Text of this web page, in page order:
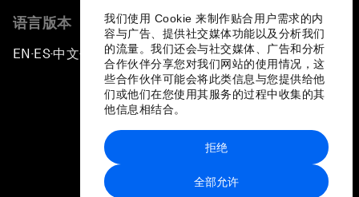
我们使用 Cookie 来制作贴合用户需求的内
容与广告、提供社交媒体功能以及分析我们
的流量。我们还会与社交媒体、广告和分析
合作伙伴分享您对我们网站的使用情况，这
些合作伙伴可能会将此类信息与您提供给他
们或他们在您使用其服务的过程中收集的其
他信息相结合。
全部允许
拒绝
语言版本
EN ▪ ES▪中文▪ 日本語
站点地图